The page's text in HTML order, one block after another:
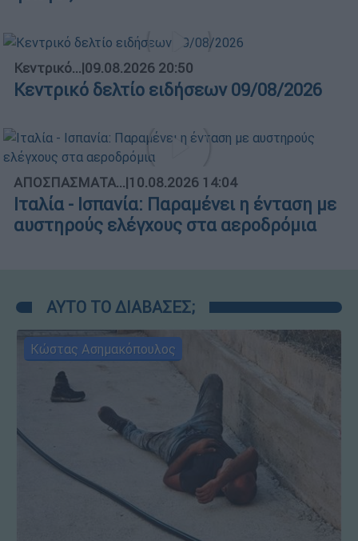
Κεντρικό...|09.08.2026 20:50
Κεντρικό δελτίο ειδήσεων 09/08/2026
ΑΠΟΣΠΑΣΜΑΤΑ...|10.08.2026 14:04
Ιταλία - Ισπανία: Παραμένει η ένταση με
αυστηρούς ελέγχους στα αεροδρόμια
ΑΥΤΟ ΤΟ ΔΙΑΒΑΣΕΣ;
Κώστας Ασημακόπουλος